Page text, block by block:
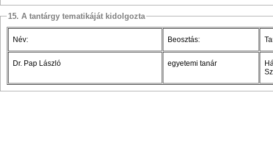
15. A tantárgy tematikáját kidolgozta
Név: Beosztás:
Dr. Pap László egyetemi tanár